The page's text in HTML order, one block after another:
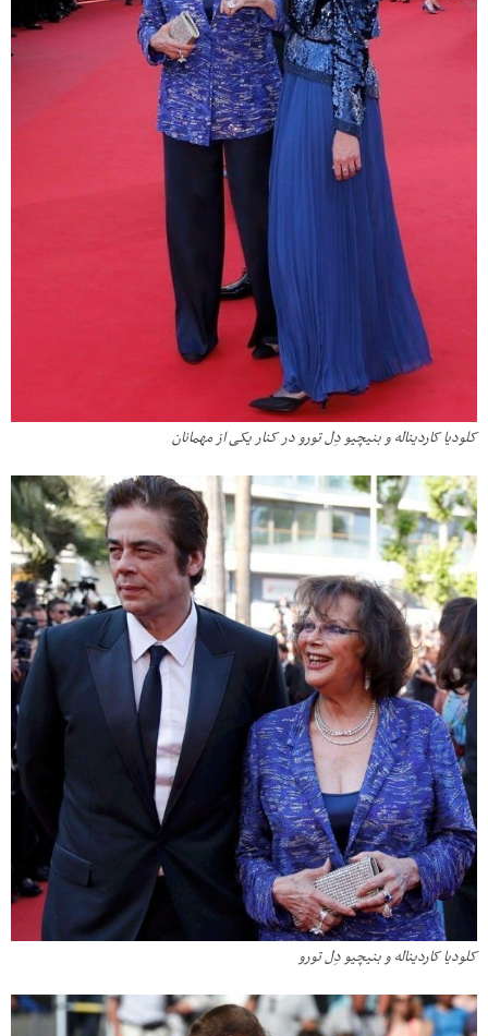
کلودیا کاردیناله و بنیچیو دِل تورو در کنار یکی از مهمانان
کلودیا کاردیناله و بنیچیو دِل تورو